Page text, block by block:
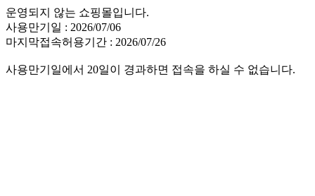
운영되지 않는 쇼핑몰입니다.
사용만기일 : 2026/07/06
마지막접속허용기간 : 2026/07/26
사용만기일에서 20일이 경과하면 접속을 하실 수 없습니다.